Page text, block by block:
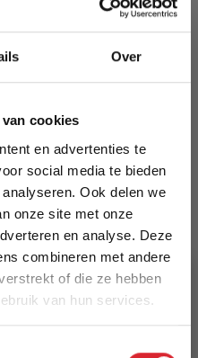
Over
cookies
en advertenties te
social media te bieden
Ook delen we
onze site met onze
en analyse. Deze
combineren met andere
of die ze hebben
van hun services.
levertijd